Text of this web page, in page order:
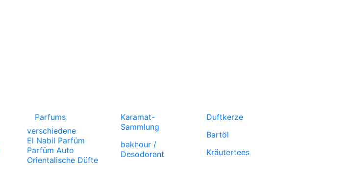
Parfums
verschiedene
El Nabil Parfüm
Parfüm Auto
Orientalische Düfte
Karamat-
Sammlung
bakhour /
Desodorant
Duftkerze
Bartöl
Kräutertees